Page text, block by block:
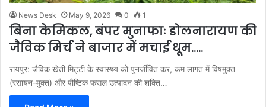
News Desk May 9, 2026 0 1
बिना केमिकल, बंपर मुनाफाः डोलनारायण की
जैविक मिर्च ने बाजार में मचाई धूम…..
रायपुर: जैविक खेती मिट्टी के स्वास्थ्य को पुनर्जीवित कर, कम लागत में विषमुक्त
(रसायन-मुक्त) और पौष्टिक फसल उत्पादन की शक्ति…